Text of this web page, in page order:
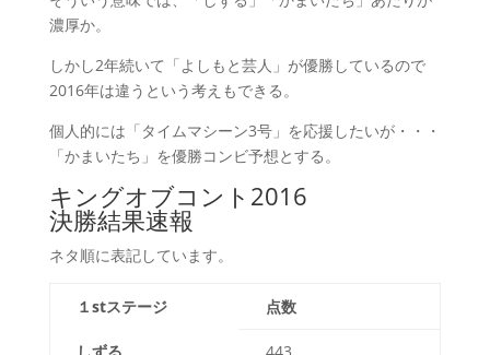
濃厚か。
しかし2年続いて「よしもと芸人」が優勝しているので
2016年は違うという考えもできる。
個人的には「タイムマシーン3号」を応援したいが・・・
「かまいたち」を優勝コンビ予想とする。
キングオブコント2016
決勝結果速報
ネタ順に表記しています。
１stステージ 点数